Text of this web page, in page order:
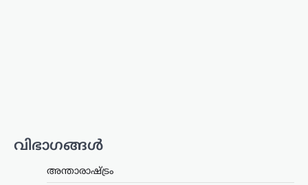
വിഭാഗങ്ങൾ
അന്താരാഷ്ട്രം
‘ഓപ്പറേഷൻ സിന്ദൂർ’ സമയത്തെ